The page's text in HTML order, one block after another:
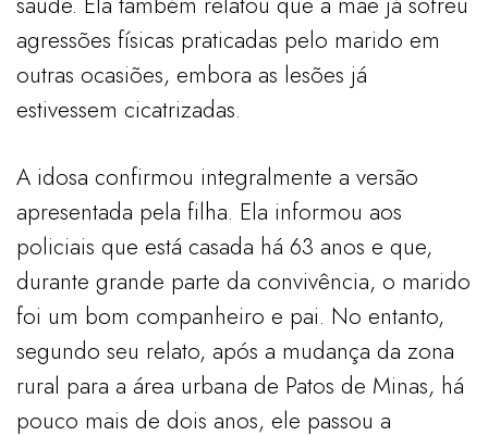
agressões físicas praticadas pelo marido em
outras ocasiões, embora as lesões já
estivessem cicatrizadas.
A idosa confirmou integralmente a versão
apresentada pela filha. Ela informou aos
policiais que está casada há 63 anos e que,
durante grande parte da convivência, o marido
foi um bom companheiro e pai. No entanto,
segundo seu relato, após a mudança da zona
rural para a área urbana de Patos de Minas, há
pouco mais de dois anos, ele passou a